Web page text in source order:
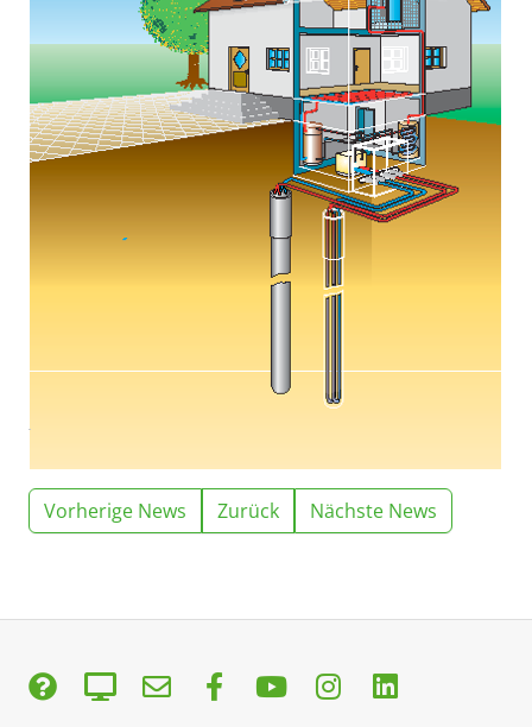
Vorherige News Zurück Nächste News